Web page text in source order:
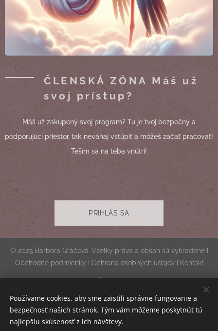
ČLENSKÁ ZÓNA Máš už
svoj prístup?
Máš už zakúpený svoj program? Tu je tvoj bezpečný a
podporujúci priestor, tak neváhaj vstúpiť a môžeš začať pracovať!
Teším sa na teba vnútri!
PRIHLÁS SA
© 2025 Barbora Gráčová. Všetky práva a obsah sú vyhradené I
Obchodné podmienky
Ochrana osobných údajovI Kontakt
Cookies
Mena
EUR €
CZK Kč
Používame cookies, aby sme zaistili správne fungovanie a
bezpečnosť našich stránok. Tým vám môžeme poskytnúť tú
najlepšiu skúsenosť z ich návštevy.